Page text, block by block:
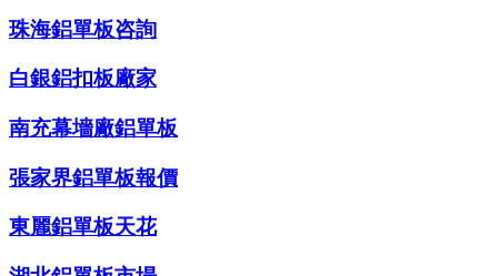
珠海鋁單板咨詢
白銀鋁扣板廠家
南充幕墻廠鋁單板
張家界鋁單板報價
東麗鋁單板天花